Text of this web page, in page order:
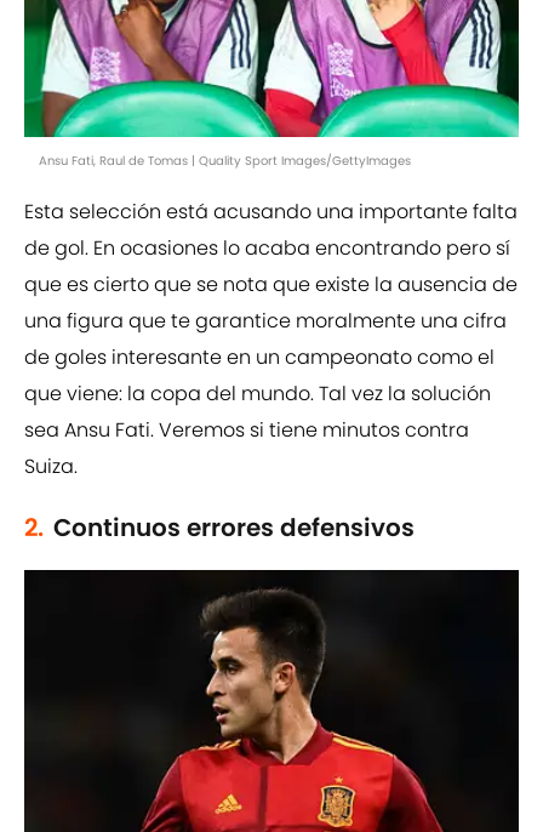
Ansu Fati, Raul de Tomas | Quality Sport Images/GettyImages
Esta selección está acusando una importante falta
de gol. En ocasiones lo acaba encontrando pero sí
que es cierto que se nota que existe la ausencia de
una figura que te garantice moralmente una cifra
de goles interesante en un campeonato como el
que viene: la copa del mundo. Tal vez la solución
sea Ansu Fati. Veremos si tiene minutos contra
Suiza.
2. Continuos errores defensivos